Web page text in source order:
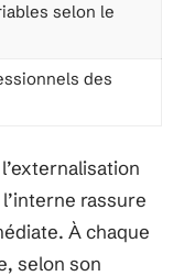
selon le
des
rassure
À chaque
selon son